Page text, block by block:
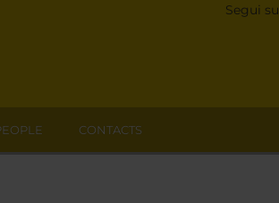
Segui su
CONTACTS